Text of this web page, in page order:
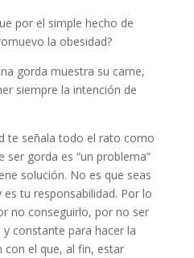
por el simple hecho de
la obesidad?
gorda muestra su carne,
siempre la intención de
te señala todo el rato como
ser gorda es “un problema”
solución. No es que seas
tu responsabilidad. Por lo
no conseguirlo, por no ser
constante para hacer la
con el que, al fin, estar